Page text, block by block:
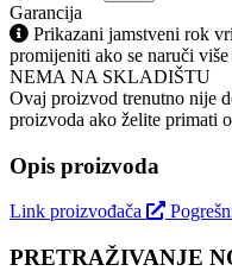
Garancija
Prikazani jamstveni rok
promijeniti ako se naruči više
NEMA NA SKLADIŠTU
Ovaj proizvod trenutno nije
proizvoda ako želite primati
Opis proizvoda
Link proizvođača
PRETRAŽIVANJE